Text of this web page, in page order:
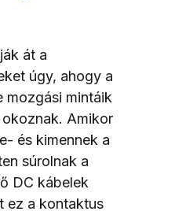
át a
úgy, ahogy a
mozgási mintáik
Amikor
és kimennek a
súrolnak a
DC kábelek
ez a kontaktus